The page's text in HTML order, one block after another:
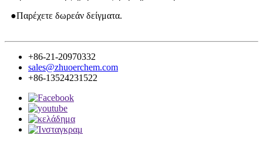
●Παρέχετε δωρεάν δείγματα.
+86-21-20970332
sales@zhuoerchem.com
+86-13524231522